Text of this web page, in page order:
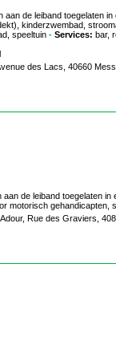
de leiband toegelaten
kinderzwembad,
speeltuin - Services: bar,
des Lacs, 40660
de leiband toegelaten in
motorisch gehandicapten,
, Rue des Graviers,